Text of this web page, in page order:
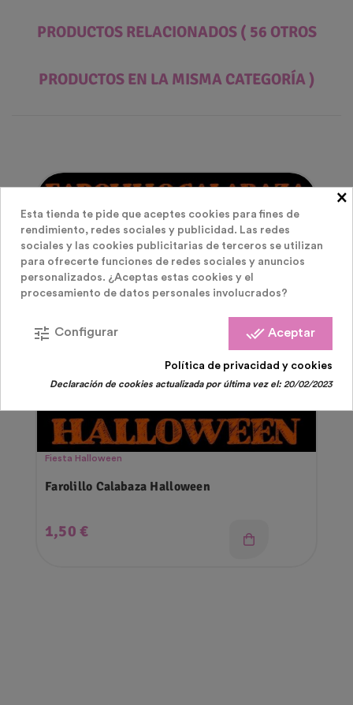
PRODUCTOS RELACIONADOS ( 56 OTROS
PRODUCTOS EN LA MISMA CATEGORÍA )
Fiesta Halloween
Farolillo Calabaza Halloween
Precio
1,50 €
×
Esta tienda te pide que aceptes cookies para fines de
rendimiento, redes sociales y publicidad. Las redes
sociales y las cookies publicitarias de terceros se utilizan
para ofrecerte funciones de redes sociales y anuncios
personalizados. ¿Aceptas estas cookies y el
procesamiento de datos personales involucrados?
done_all Aceptar
tune Configurar
Política de privacidad y cookies
Declaración de cookies actualizada por última vez el:20/02/2023